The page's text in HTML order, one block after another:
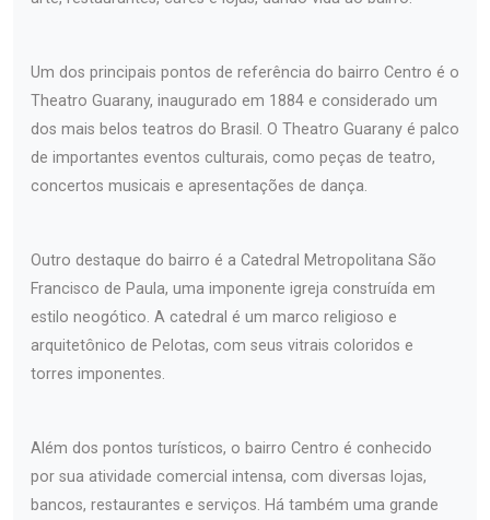
Um dos principais pontos de referência do bairro Centro é o
Theatro Guarany, inaugurado em 1884 e considerado um
dos mais belos teatros do Brasil. O Theatro Guarany é palco
de importantes eventos culturais, como peças de teatro,
concertos musicais e apresentações de dança.
Outro destaque do bairro é a Catedral Metropolitana São
Francisco de Paula, uma imponente igreja construída em
estilo neogótico. A catedral é um marco religioso e
arquitetônico de Pelotas, com seus vitrais coloridos e
torres imponentes.
Além dos pontos turísticos, o bairro Centro é conhecido
por sua atividade comercial intensa, com diversas lojas,
bancos, restaurantes e serviços. Há também uma grande